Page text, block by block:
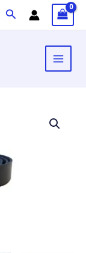
Paieška